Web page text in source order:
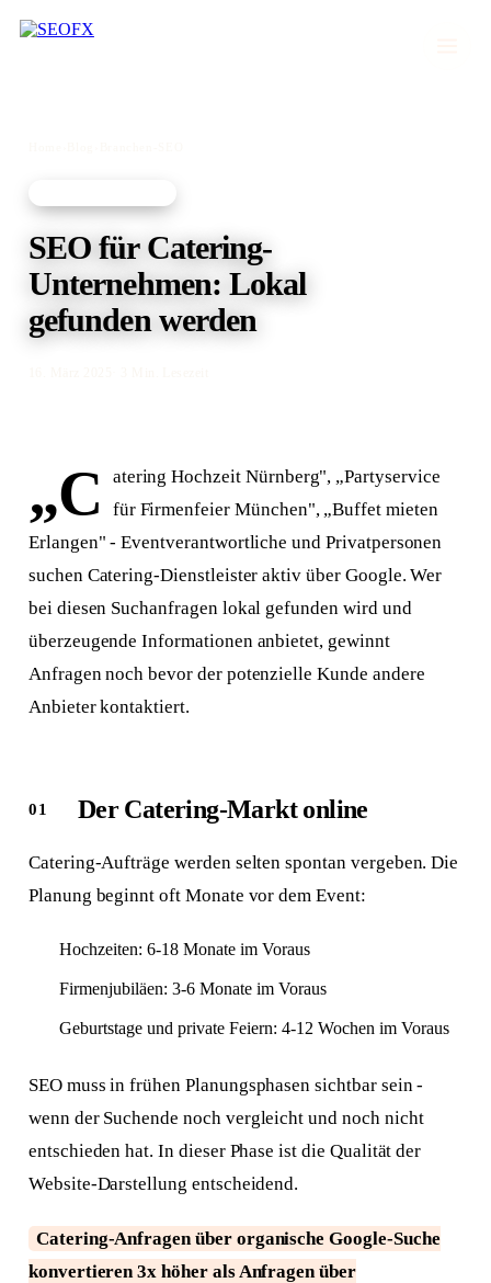
SEO für Catering-
Unternehmen: Lokal
gefunden werden
„C
atering Hochzeit Nürnberg", „Partyservice
für Firmenfeier München", „Buffet mieten
Erlangen" - Eventverantwortliche und Privatpersonen
suchen Catering-Dienstleister aktiv über Google. Wer
bei diesen Suchanfragen lokal gefunden wird und
überzeugende Informationen anbietet, gewinnt
Anfragen noch bevor der potenzielle Kunde andere
Anbieter kontaktiert.
Der Catering-Markt online
Catering-Aufträge werden selten spontan vergeben. Die
Planung beginnt oft Monate vor dem Event:
Hochzeiten: 6-18 Monate im Voraus
Firmenjubiläen: 3-6 Monate im Voraus
Geburtstage und private Feiern: 4-12 Wochen im Voraus
SEO muss in frühen Planungsphasen sichtbar sein -
wenn der Suchende noch vergleicht und noch nicht
entschieden hat. In dieser Phase ist die Qualität der
Website-Darstellung entscheidend.
Catering-Anfragen über organische Google-Suche
konvertieren 3x höher als Anfragen über